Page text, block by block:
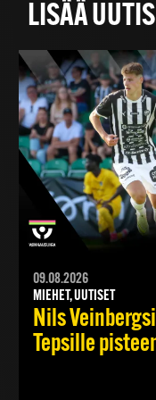
LISÄÄ
09.08.2026
MIEHET, UUTISET
Nils
Tepsille